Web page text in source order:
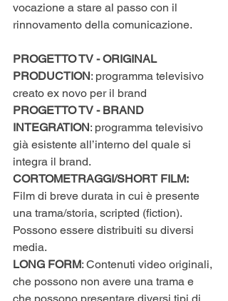
vocazione a stare al passo con il
rinnovamento della comunicazione.
PROGETTO TV - ORIGINAL
PRODUCTION: programma televisivo
creato ex novo per il brand
PROGETTO TV - BRAND
INTEGRATION: programma televisivo
già esistente all’interno del quale si
integra il brand.
CORTOMETRAGGI/SHORT FILM:
Film di breve durata in cui è presente
una trama/storia, scripted (fiction).
Possono essere distribuiti su diversi
media.
LONG FORM: Contenuti video originali,
che possono non avere una trama e